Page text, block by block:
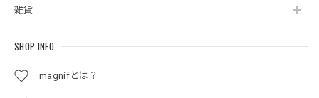
雑貨
SHOP INFO
magnifとは？